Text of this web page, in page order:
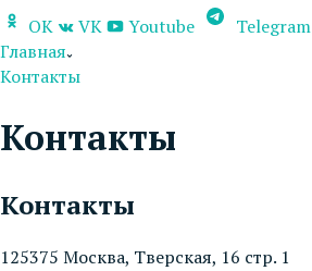
OK
VK Youtube
Telegram
Главная
Контакты
Контакты
Контакты
125375 Москва, Тверская, 16 стр. 1